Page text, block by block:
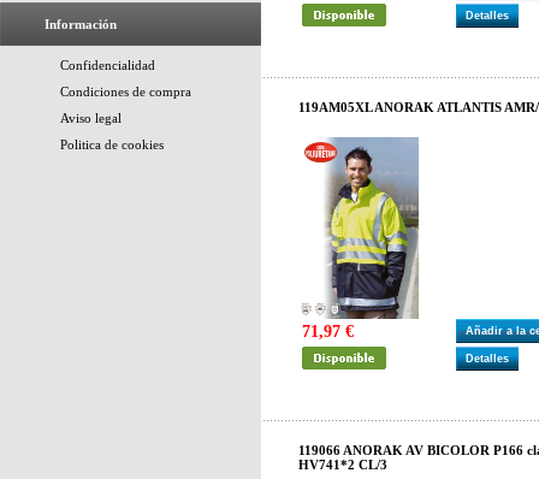
Información
Confidencialidad
Condiciones de compra
Aviso legal
Politica de cookies
Detalles
119AM05XL ANORAK ATLANTIS
71,97 € Añadir a la
Detalles
119066 ANORAK AV BICOLOR P166
HV741*2 CL/3